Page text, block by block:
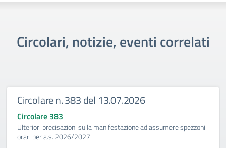
Circolari, notizie, eventi correlati
Circolare n. 383 del 13.07.2026
Circolare 383
Ulteriori precisazioni sulla manifestazione ad assumere spezzoni
orari per a.s. 2026/2027